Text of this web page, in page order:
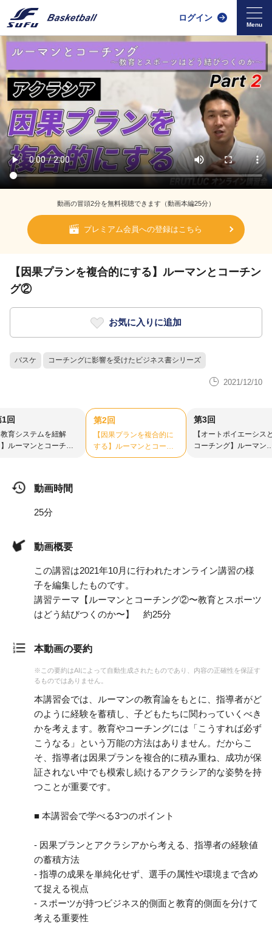
ログイン
動画の冒頭2分を無料視聴できます（動画本編25分）
プレミアム会員への登録はこちら
【因果プランを複合的にする】ルーマンとコーチン
グ②
お気に入りに追加
バスケ コーチングに影響を受けたビジネス書シリーズ
2021/12/10
回
育システムを紐解
ルーマンとコーチン
第2回
【因果プランを複合的に
する】ルーマンとコーチ
ング②
第3回
【オートポイエーシス
コーチング】ルーマン
動画時間
25分
動画概要
この講習は2021年10月に行われたオンライン講習の様
子を編集したものです。
講習テーマ【ルーマンとコーチング②〜教育とスポーツ
はどう結びつくのか〜】 約25分
本動画の要約
※この要約はAIによって自動生成されたものであり、内容の正確性を保証す
るものではありません。
本講習会では、ルーマンの教育論をもとに、指導者がど
のように経験を蓄積し、子どもたちに関わっていくべき
かを考えます。教育やコーチングには「こうすれば必ず
こうなる」という万能の方法はありません。だからこ
そ、指導者は因果プランを複合的に積み重ね、成功が保
証されない中でも模索し続けるアクラシア的な姿勢を持
つことが重要です。
■ 本講習会で学べる3つのポイント
- 因果プランとアクラシアから考える、指導者の経験値
の蓄積方法
- 指導の成果を単純化せず、選手の属性や環境まで含め
て捉える視点
- スポーツが持つビジネス的側面と教育的側面を分けて
考える重要性